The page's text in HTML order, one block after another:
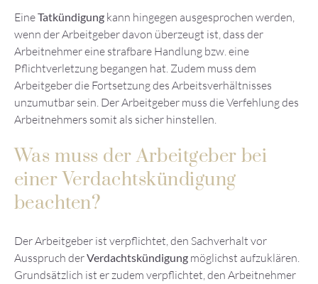
EineTatkündigung kann hingegen ausgesprochen werden,
wenn der Arbeitgeber davon überzeugt ist, dass der
Arbeitnehmer eine strafbare Handlung bzw. eine
Pflichtverletzung begangen hat. Zudem muss dem
Arbeitgeber die Fortsetzung des Arbeitsverhältnisses
unzumutbar sein. Der Arbeitgeber muss die Verfehlung des
Arbeitnehmers somit als sicher hinstellen.
Was muss der Arbeitgeber bei
einer Verdachtskündigung
beachten?
Der Arbeitgeber ist verpflichtet, den Sachverhalt vor
Ausspruch derVerdachtskündigung möglichst aufzuklären.
Grundsätzlich ist er zudem verpflichtet, den Arbeitnehmer